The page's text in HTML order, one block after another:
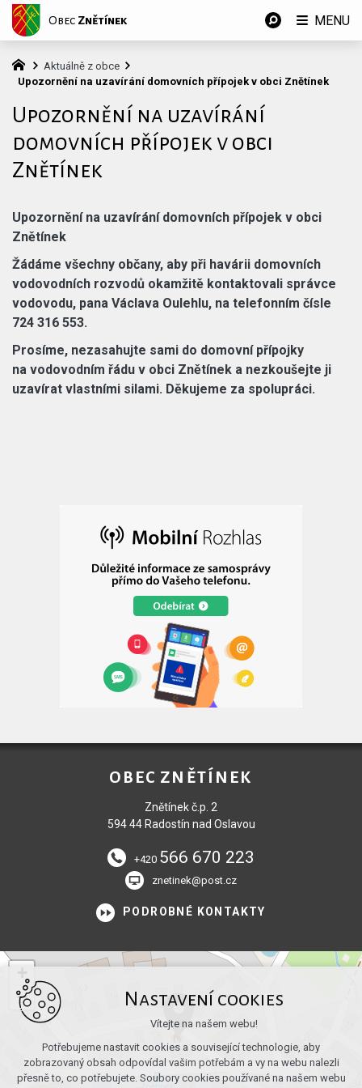
Aktuálně z obce
Upozornění na uzavírání domovních přípojek v obci Znětínek
Upozornění na uzavírání
domovních přípojek v obci
Znětínek
Upozornění na uzavírání domovních přípojek v obci
Znětínek
Žádáme všechny občany, aby při havárii domovních
vodovodních rozvodů okamžitě kontaktovali správce
vodovodu, pana Václava Oulehlu, na telefonním čísle
724 316 553.
Prosíme, nezasahujte sami do domovní přípojky
na vodovodním řádu v obci Znětínek a nezkoušejte ji
uzavírat vlastními silami. Děkujeme za spolupráci.
OBEC ZNĚTÍNEK
Znětínek č.p. 2
594 44 Radostín nad Oslavou
+420 566 670 223
znetinek@post.cz
PODROBNÉ KONTAKTY
−
Obec Znětínek MENU
Nastavení cookies
Vítejte na našem webu!
Potřebujeme nastavit cookies a související technologie, aby
zobrazovaný obsah odpovídal vašim potřebám a vy na webu nalezli
přesně to, co potřebujete. Soubory cookies používané na našem webu